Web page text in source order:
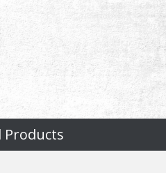
Products